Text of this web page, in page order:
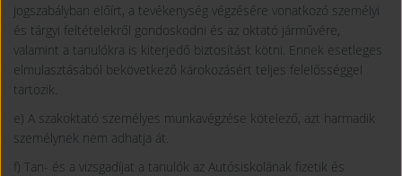
jogszabályban előírt, a tevékenység végzésére vonatkozó személyi
és tárgyi feltételekről gondoskodni és az oktató járművére,
valamint a tanulókra is kiterjedő biztosítást kötni. Ennek esetleges
elmulasztásából bekövetkező károkozásért teljes felelősséggel
tartozik.
e) A szakoktató személyes munkavégzése kötelező, azt harmadik
személynek nem adhatja át.
f) Tan- és a vizsgadíjat a tanulók az Autósiskolának fizetik és